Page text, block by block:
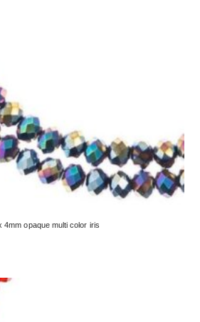
4mm opaque multi color iris